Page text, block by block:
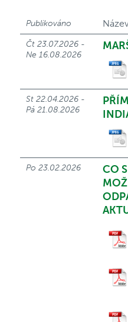
Publikováno
Čt 23.07.2026 -
Ne 16.08.2026
St 22.04.2026 -
Pá 21.08.2026
Po 23.02.2026
CO